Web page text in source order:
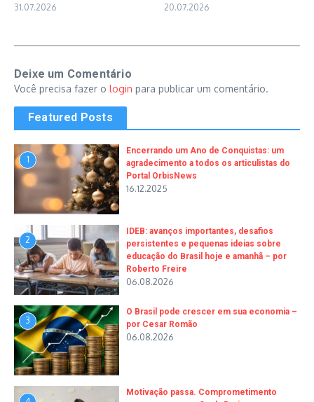
31.07.2026 20.07.2026
Deixe um Comentário
Você precisa fazer o login para publicar um comentário.
Featured Posts
1
Encerrando um Ano de Conquistas: um
agradecimento a todos os articulistas do
Portal OrbisNews
16.12.2025
2
IDEB: avanços importantes, desafios
persistentes e pequenas ideias sobre
educação do Brasil hoje e amanhã – por
Roberto Freire
06.08.2026
3
O Brasil pode crescer em sua economia –
por Cesar Romão
06.08.2026
Motivação passa. Comprometimento